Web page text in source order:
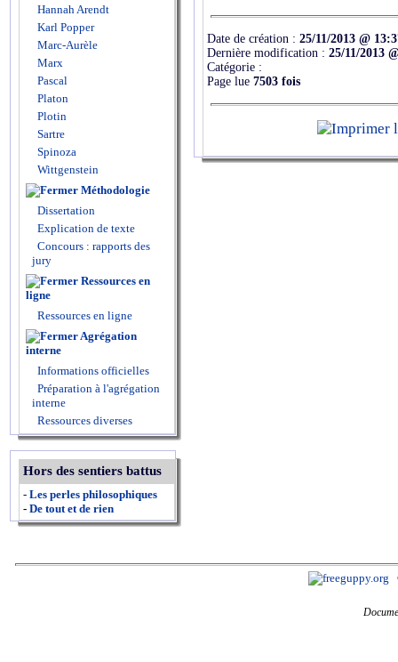
Hannah Arendt
Karl Popper
Marc-Aurèle
Marx
Pascal
Platon
Plotin
Sartre
Spinoza
Wittgenstein
Méthodologie
Dissertation
Explication de texte
Concours : rapports des
jury
Ressources en
ligne
Ressources en ligne
Agrégation
interne
Informations officielles
Préparation à l'agrégation
interne
Ressources diverses
Hors des sentiers battus
- Les perles philosophiques
- De tout et de rien
Date de création : 25/11/2013 @
Dernière modification : 25/11/2013
Catégorie :
Page lue 7503 fois